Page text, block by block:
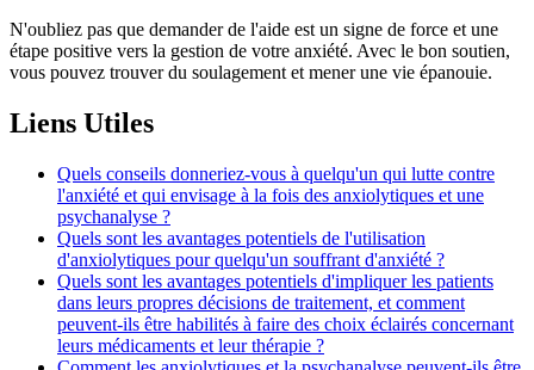
N'oubliez pas que demander de l'aide est un signe de force et une
étape positive vers la gestion de votre anxiété. Avec le bon soutien,
vous pouvez trouver du soulagement et mener une vie épanouie.
Liens Utiles
Quels conseils donneriez-vous à quelqu'un qui lutte contre
l'anxiété et qui envisage à la fois des anxiolytiques et une
psychanalyse ?
Quels sont les avantages potentiels de l'utilisation
d'anxiolytiques pour quelqu'un souffrant d'anxiété ?
Quels sont les avantages potentiels d'impliquer les patients
dans leurs propres décisions de traitement, et comment
peuvent-ils être habilités à faire des choix éclairés concernant
leurs médicaments et leur thérapie ?